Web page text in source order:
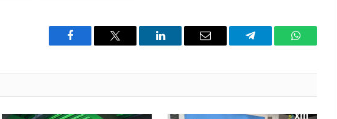
Facebook X LinkedIn Email Telegram WhatsApp